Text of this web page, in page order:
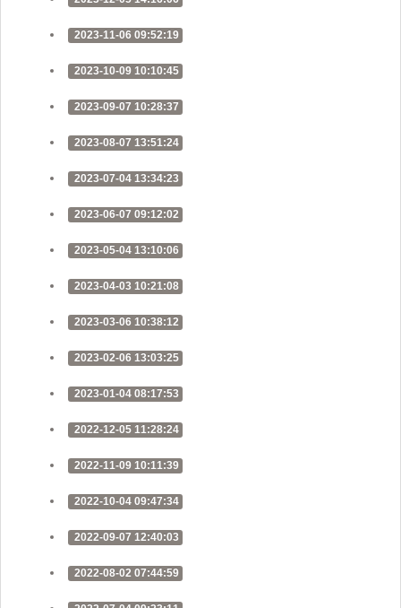
2023-11-06 09:52:19
2023-10-09 10:10:45
2023-09-07 10:28:37
2023-08-07 13:51:24
2023-07-04 13:34:23
2023-06-07 09:12:02
2023-05-04 13:10:06
2023-04-03 10:21:08
2023-03-06 10:38:12
2023-02-06 13:03:25
2023-01-04 08:17:53
2022-12-05 11:28:24
2022-11-09 10:11:39
2022-10-04 09:47:34
2022-09-07 12:40:03
2022-08-02 07:44:59